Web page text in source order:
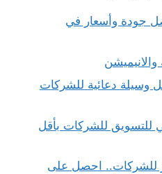
جودة وأسعار في
وسيلة دعائية للشركات
للتسويق للشركات بأقل
للشركات.. احصل على